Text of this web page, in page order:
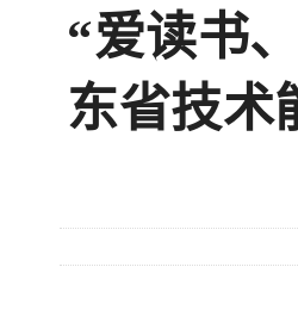
“爱读书
东省技术